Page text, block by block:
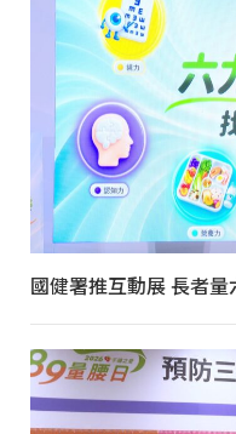
國健署推互動展 長者